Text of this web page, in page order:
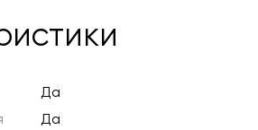
Да
Да